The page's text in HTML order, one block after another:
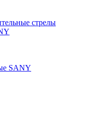
стрелы
SANY